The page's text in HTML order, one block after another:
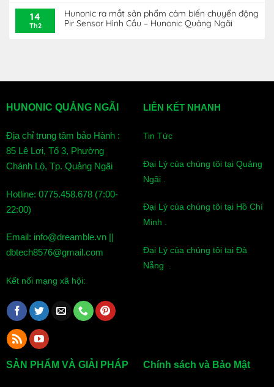
14
Th2
Hunonic ra mắt sản phẩm cảm biến chuyển động
Pir Sensor Hình Cầu – Hunonic Quảng Ngãi
HUNONIC QUẢNG NGÃI
Địa chỉ trung tâm bảo Hành :
85 Lê Lợi, Tổ 3, Phường
Chánh Lộ, Tp. Quảng Ngãi
Hotline: 0775.458.678 (7:00-
22:00)
Email: info@dreamble.vn ||
dbtech8576@gmail.com
Kết nối mạng xã hội:
LIÊN KẾT NHANH
Tin Tức
Đại Lý của chúng tôi tại Quảng
Ngãi .
Đại Lý của chúng tôi tại Hồ Chí
Minh .
Đại Lý của chúng tôi tại Đà
Nẵng .
SẢN PHẨM VÀ GIẢI PHÁP Chính sách và Bảo Mật